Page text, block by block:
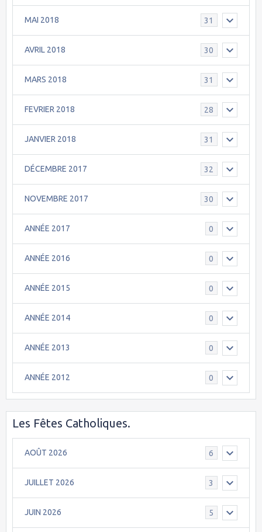
MAI 2018 31
AVRIL 2018 30
MARS 2018 31
FEVRIER 2018 28
JANVIER 2018 31
DÉCEMBRE 2017 32
NOVEMBRE 2017 30
ANNÉE 2017 0
ANNÉE 2016 0
ANNÉE 2015 0
ANNÉE 2014 0
ANNÉE 2013 0
ANNÉE 2012 0
Les Fêtes Catholiques.
AOÛT 2026 6
JUILLET 2026 3
JUIN 2026 5